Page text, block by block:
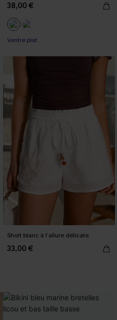
38,00 €
Ventre plat
Short blanc à l’allure délicate
33,00 €